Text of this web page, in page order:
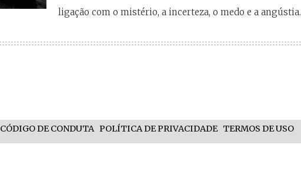
ligação com o mistério, a incerteza, o medo e a angústia.
CÓDIGO DE CONDUTA POLÍTICA DE PRIVACIDADE TERMOS DE USO